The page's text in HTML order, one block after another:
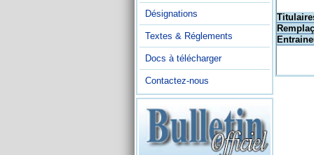
Désignations
Textes & Réglements
Docs à télécharger
Contactez-nous